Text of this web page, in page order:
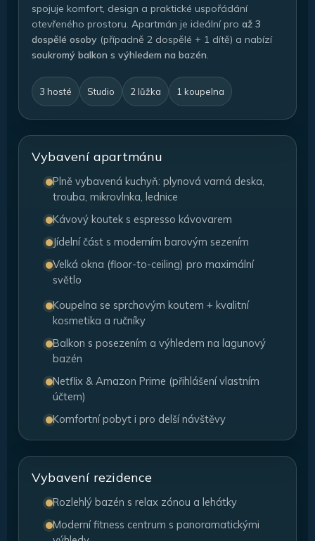
spojuje komfort, design a praktické uspořádání
otevřeného prostoru. Apartmán je ideální pro až 3
dospělé osoby (případně 2 dospělé + 1 dítě) a nabízí
soukromý balkon s výhledem na bazén.
3 hosté Studio 2 lůžka 1 koupelna
Vybavení apartmánu
Plně vybavená kuchyň: plynová varná deska,
trouba, mikrovlnka, lednice
Kávový koutek s espresso kávovarem
Jídelní část s moderním barovým sezením
Velká okna (floor-to-ceiling) pro maximální
světlo
Koupelna se sprchovým koutem + kvalitní
kosmetika a ručníky
Balkon s posezením a výhledem na lagunový
bazén
Netflix & Amazon Prime (přihlášení vlastním
účtem)
Komfortní pobyt i pro delší návštěvy
Vybavení rezidence
Rozlehlý bazén s relax zónou a lehátky
Moderní fitness centrum s panoramatickými